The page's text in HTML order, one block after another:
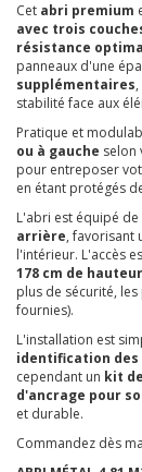
Cet abri premium
avec trois
résistance
panneaux d'une
supplémentaires
stabilité face aux
Pratique et
ou à gauche selon
pour entreposer
en étant protégés
L'abri est équipé de
arrière, favorisant
l'intérieur. L'accès
178 cm de hauteur
plus de sécurité,
fournies).
L'installation est
identification des
cependant un kit
d'ancrage pour
et durable.
Commandez dès